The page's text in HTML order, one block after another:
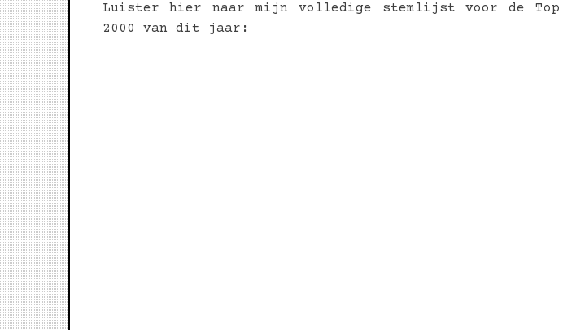
Luister hier naar mijn volledige stemlijst voor de Top
2000 van dit jaar: